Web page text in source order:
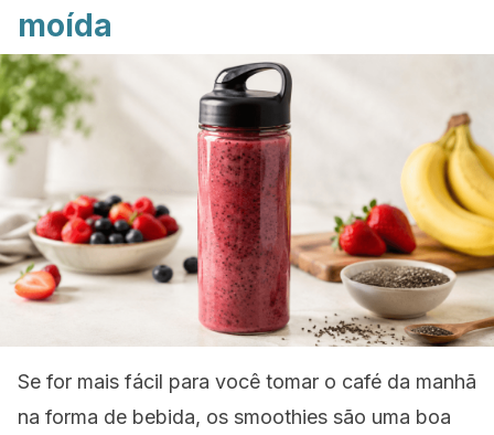
moída
Se for mais fácil para você tomar o café da manhã
na forma de bebida, os smoothies são uma boa